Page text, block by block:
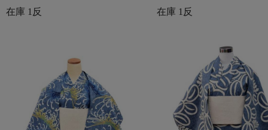
在庫 1反 在庫 1反